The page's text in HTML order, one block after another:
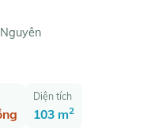
Diện tích
103 m2